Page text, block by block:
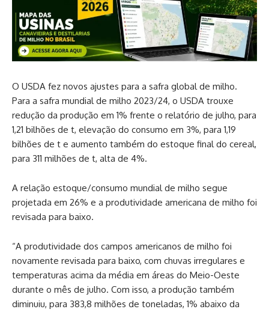
O USDA fez novos ajustes para a safra global de milho.
Para a safra mundial de milho 2023/24, o USDA trouxe
redução da produção em 1% frente o relatório de julho, para
1,21 bilhões de t, elevação do consumo em 3%, para 1,19
bilhões de t e aumento também do estoque final do cereal,
para 311 milhões de t, alta de 4%.
A relação estoque/consumo mundial de milho segue
projetada em 26% e a produtividade americana de milho foi
revisada para baixo.
“A produtividade dos campos americanos de milho foi
novamente revisada para baixo, com chuvas irregulares e
temperaturas acima da média em áreas do Meio-Oeste
durante o mês de julho. Com isso, a produção também
diminuiu, para 383,8 milhões de toneladas, 1% abaixo da